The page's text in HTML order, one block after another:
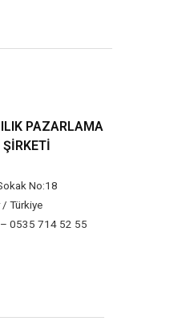
PAZARLAMA
No:18
Türkiye
0535 714 52 55